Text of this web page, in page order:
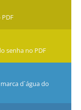
senha no PDF
d`água do